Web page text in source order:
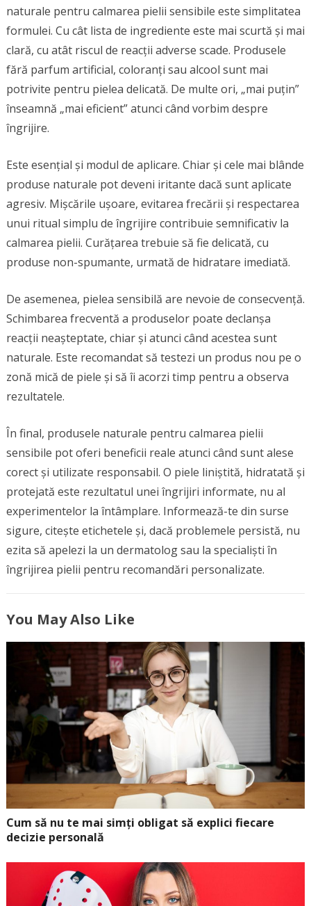
naturale pentru calmarea pielii sensibile este simplitatea
formulei. Cu cât lista de ingrediente este mai scurtă și mai
clară, cu atât riscul de reacții adverse scade. Produsele
fără parfum artificial, coloranți sau alcool sunt mai
potrivite pentru pielea delicată. De multe ori, „mai puțin”
înseamnă „mai eficient” atunci când vorbim despre
îngrijire.
Este esențial și modul de aplicare. Chiar și cele mai blânde
produse naturale pot deveni iritante dacă sunt aplicate
agresiv. Mișcările ușoare, evitarea frecării și respectarea
unui ritual simplu de îngrijire contribuie semnificativ la
calmarea pielii. Curățarea trebuie să fie delicată, cu
produse non-spumante, urmată de hidratare imediată.
De asemenea, pielea sensibilă are nevoie de consecvență.
Schimbarea frecventă a produselor poate declanșa
reacții neașteptate, chiar și atunci când acestea sunt
naturale. Este recomandat să testezi un produs nou pe o
zonă mică de piele și să îi acorzi timp pentru a observa
rezultatele.
În final, produsele naturale pentru calmarea pielii
sensibile pot oferi beneficii reale atunci când sunt alese
corect și utilizate responsabil. O piele liniștită, hidratată și
protejată este rezultatul unei îngrijiri informate, nu al
experimentelor la întâmplare. Informează-te din surse
sigure, citește etichetele și, dacă problemele persistă, nu
ezita să apelezi la un dermatolog sau la specialiști în
îngrijirea pielii pentru recomandări personalizate.
You May Also Like
Cum să nu te mai simți obligat să explici fiecare
decizie personală